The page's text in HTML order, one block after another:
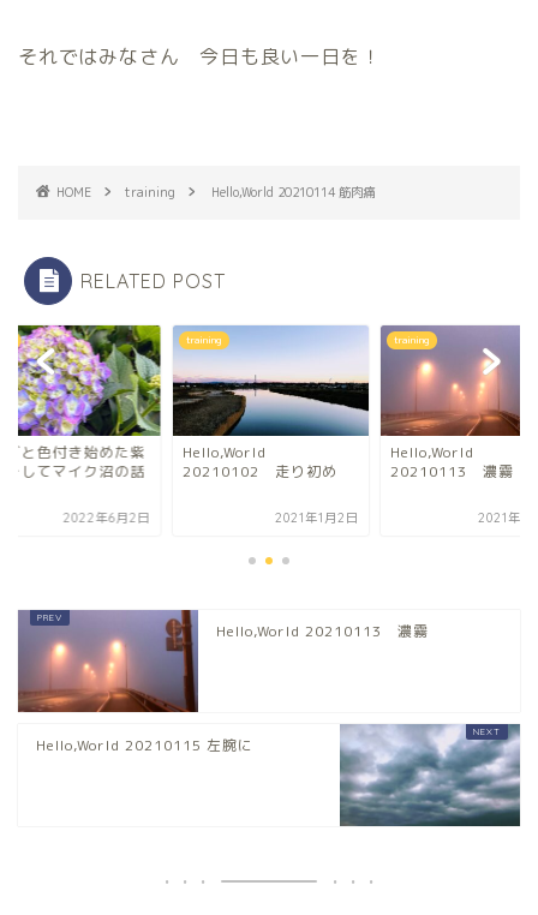
それではみなさん 今日も良い一日を！
HOME training Hello,World 20210114 筋肉痛
RELATED POST
グと色付き始めた紫
そしてマイク沼の話
2022年6月2日
training
Hello,World
20210102 走り初め
2021年1月2日
training
Hello,World
20210113 濃霧
2021年1
Hello,World 20210113 濃霧
Hello,World 20210115 左腕に